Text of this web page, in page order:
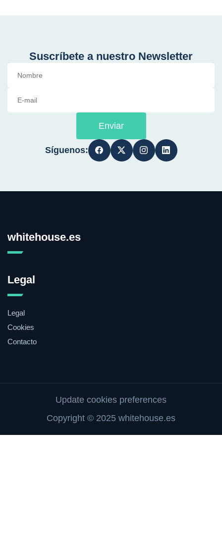
Suscríbete a nuestro Newsletter
Enviar
Síguenos:
whitehouse.es
Legal
Legal
Cookies
Contacto
Update cookies preferences
Copyright © 2025 whitehouse.es